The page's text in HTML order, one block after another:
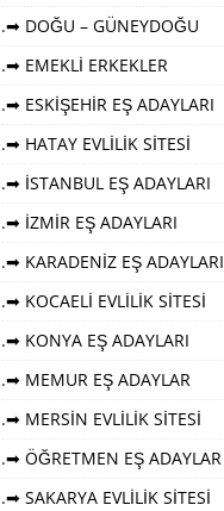
.➡ DOĞU – GÜNEYDOĞU
.➡ EMEKLİ ERKEKLER
.➡ ESKİŞEHİR EŞ ADAYLARI
.➡ HATAY EVLİLİK SİTESİ
.➡ İSTANBUL EŞ ADAYLARI
.➡ İZMİR EŞ ADAYLARI
.➡ KARADENİZ EŞ ADAYLARI
.➡ KOCAELİ EVLİLİK SİTESİ
.➡ KONYA EŞ ADAYLARI
.➡ MEMUR EŞ ADAYLAR
.➡ MERSİN EVLİLİK SİTESİ
.➡ ÖĞRETMEN EŞ ADAYLAR
.➡ SAKARYA EVLİLİK SİTESİ